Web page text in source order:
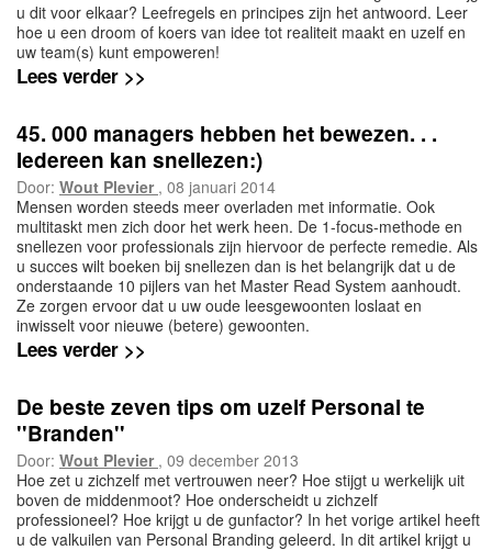
u dit voor elkaar? Leefregels en principes zijn het antwoord. Leer
hoe u een droom of koers van idee tot realiteit maakt en uzelf en
uw team(s) kunt empoweren!
Lees verder >>
45. 000 managers hebben het bewezen. . .
Iedereen kan snellezen:)
Door: Wout Plevier , 08 januari 2014
Mensen worden steeds meer overladen met informatie. Ook
multitaskt men zich door het werk heen. De 1-focus-methode en
snellezen voor professionals zijn hiervoor de perfecte remedie. Als
u succes wilt boeken bij snellezen dan is het belangrijk dat u de
onderstaande 10 pijlers van het Master Read System aanhoudt.
Ze zorgen ervoor dat u uw oude leesgewoonten loslaat en
inwisselt voor nieuwe (betere) gewoonten.
Lees verder >>
De beste zeven tips om uzelf Personal te
''Branden''
Door: Wout Plevier , 09 december 2013
Hoe zet u zichzelf met vertrouwen neer? Hoe stijgt u werkelijk uit
boven de middenmoot? Hoe onderscheidt u zichzelf
professioneel? Hoe krijgt u de gunfactor? In het vorige artikel heeft
u de valkuilen van Personal Branding geleerd. In dit artikel krijgt u